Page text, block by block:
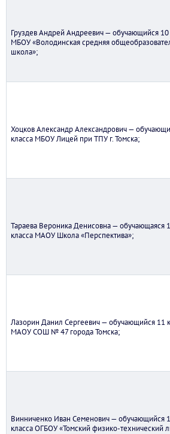
Груздев Андрей Андреевич — обучающийся 10
МБОУ «Володинская средняя
школа»;
Хоцков Александр Александрович —
класса МБОУ Лицей при ТПУ г. Томска;
Тараева Вероника Денисовна — обучающаяся
класса МАОУ Школа «Перспектива»;
Лазорин Данил Сергеевич — обучающийся 11
МАОУ СОШ № 47 города Томска;
Винниченко Иван Семенович — обучающийся
класса ОГБОУ «Томский физико-технический